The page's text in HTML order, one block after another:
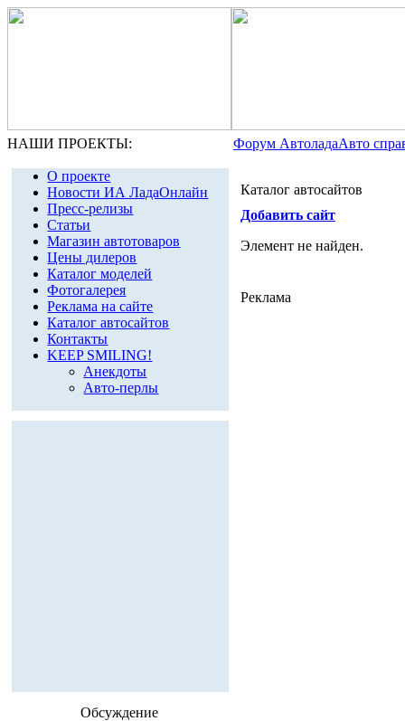
НАШИ ПРОЕКТЫ: Форум АвтоладаАвто
О проекте
Новости ИА ЛадаОнлайн
Пресс-релизы
Статьи
Магазин автотоваров
Цены дилеров
Каталог моделей
Фотогалерея
Реклама на сайте
Каталог автосайтов
Контакты
KEEP SMILING!
Анекдоты
Авто-перлы
Обсуждение
Каталог автосайтов
Добавить сайт
Элемент не найден.
Реклама